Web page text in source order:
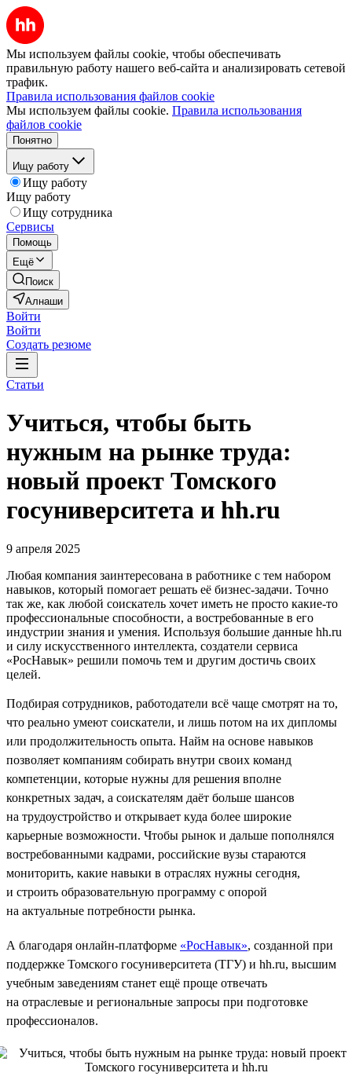
Мы используем файлы cookie, чтобы обеспечивать
правильную работу нашего веб-сайта и анализировать сетевой
трафик.
Правила использования файлов cookie
Мы используем файлы cookie. Правила использования
файлов cookie
Понятно
Ищу работу
Ищу работу
Ищу работу
Ищу сотрудника
Сервисы
Помощь
Ещё
Поиск
Алнаши
Войти
Войти
Создать резюме
Статьи
Учиться, чтобы быть
нужным на рынке труда:
новый проект Томского
госуниверситета и hh.ru
9 апреля 2025
Любая компания заинтересована в работнике с тем набором
навыков, который помогает решать её бизнес-задачи. Точно
так же, как любой соискатель хочет иметь не просто какие-то
профессиональные способности, а востребованные в его
индустрии знания и умения. Используя большие данные hh.ru
и силу искусственного интеллекта, создатели сервиса
«РосНавык» решили помочь тем и другим достичь своих
целей.
Подбирая сотрудников, работодатели всё чаще смотрят на то,
что реально умеют соискатели, и лишь потом на их дипломы
или продолжительность опыта. Найм на основе навыков
позволяет компаниям собирать внутри своих команд
компетенции, которые нужны для решения вполне
конкретных задач, а соискателям даёт больше шансов
на трудоустройство и открывает куда более широкие
карьерные возможности. Чтобы рынок и дальше пополнялся
востребованными кадрами, российские вузы стараются
мониторить, какие навыки в отраслях нужны сегодня,
и строить образовательную программу с опорой
на актуальные потребности рынка.
А благодаря онлайн-платформе «РосНавык», созданной при
поддержке Томского госуниверситета (ТГУ) и hh.ru, высшим
учебным заведениям станет ещё проще отвечать
на отраслевые и региональные запросы при подготовке
профессионалов.